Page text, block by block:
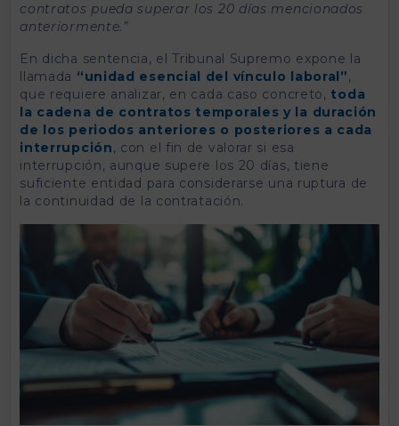
contratos pueda superar los 20 días mencionados
anteriormente.”
En dicha sentencia, el Tribunal Supremo expone la
llamada “unidad esencial del vínculo laboral”,
que requiere analizar, en cada caso concreto, toda
la cadena de contratos temporales y la duración
de los periodos anteriores o posteriores a cada
interrupción, con el fin de valorar si esa
interrupción, aunque supere los 20 días, tiene
suficiente entidad para considerarse una ruptura de
la continuidad de la contratación.